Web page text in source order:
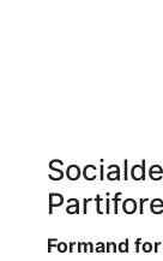
Formand